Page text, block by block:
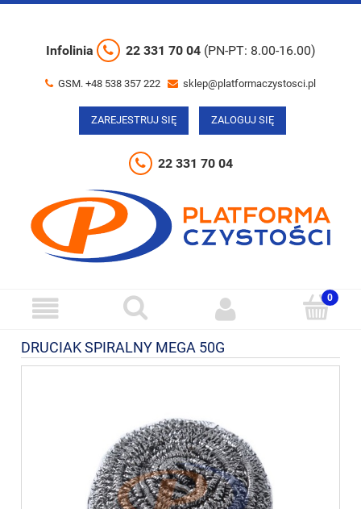
Infolinia 22 331 70 04 (PN-PT: 8.00-16.00)
GSM. +48 538 357 222 sklep@platformaczystosci.pl
ZAREJESTRUJ SIĘ ZALOGUJ SIĘ
22 331 70 04
DRUCIAK SPIRALNY MEGA 50G